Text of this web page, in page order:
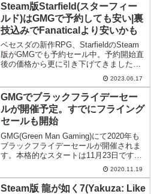
Steam版Starfield(スターフィー
ルド)はGMGで予約しても安い|裏
技込みでFanaticalより安いかも
ベセスダの新作RPG、StarfieldのSteam
版がGMGでも予約セール中。予約開始直
後の価格から更に引き下げてきました。
Steamで同じものを買うよりずっと安い
2023.06.17
GMGでブラックフライデーセー
ルが開催予定。すでにフライング
セールも開始
GMG(Green Man Gaming)にて2020年も
ブラックフライデーセールが開催されま
す。本格的なスタートは11月23日です
が、すでにフライングでアサシンクリー
ドシリーズなど一部のゲームが特売にな
っているので紹介します。
2020.11.19
Steam版 龍が如く7(Yakuza: Like